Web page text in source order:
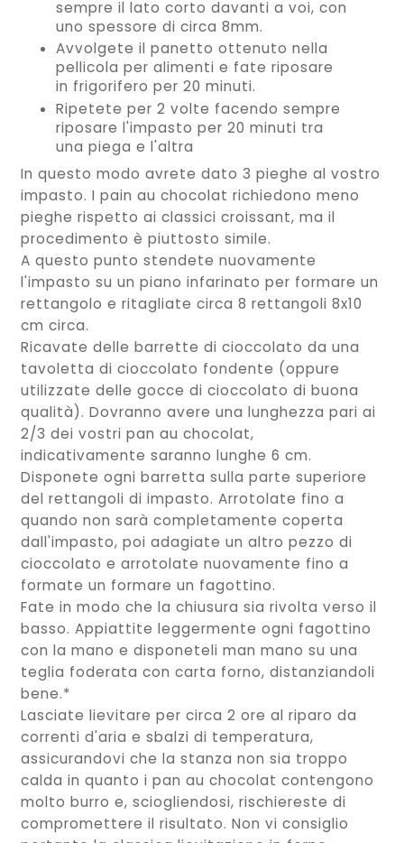
sempre il lato corto davanti a voi, con
uno spessore di circa 8mm.
Avvolgete il panetto ottenuto nella
pellicola per alimenti e fate riposare
in frigorifero per 20 minuti.
Ripetete per 2 volte facendo sempre
riposare l'impasto per 20 minuti tra
una piega e l'altra
In questo modo avrete dato 3 pieghe al vostro
impasto. I pain au chocolat richiedono meno
pieghe rispetto ai classici croissant, ma il
procedimento è piuttosto simile.
A questo punto stendete nuovamente
l'impasto su un piano infarinato per formare un
rettangolo e ritagliate circa 8 rettangoli 8x10
cm circa.
Ricavate delle barrette di cioccolato da una
tavoletta di cioccolato fondente (oppure
utilizzate delle gocce di cioccolato di buona
qualità). Dovranno avere una lunghezza pari ai
2/3 dei vostri pan au chocolat,
indicativamente saranno lunghe 6 cm.
Disponete ogni barretta sulla parte superiore
del rettangoli di impasto. Arrotolate fino a
quando non sarà completamente coperta
dall'impasto, poi adagiate un altro pezzo di
cioccolato e arrotolate nuovamente fino a
formate un formare un fagottino.
Fate in modo che la chiusura sia rivolta verso il
basso. Appiattite leggermente ogni fagottino
con la mano e disponeteli man mano su una
teglia foderata con carta forno, distanziandoli
bene.*
Lasciate lievitare per circa 2 ore al riparo da
correnti d'aria e sbalzi di temperatura,
assicurandovi che la stanza non sia troppo
calda in quanto i pan au chocolat contengono
molto burro e, sciogliendosi, rischiereste di
compromettere il risultato. Non vi consiglio